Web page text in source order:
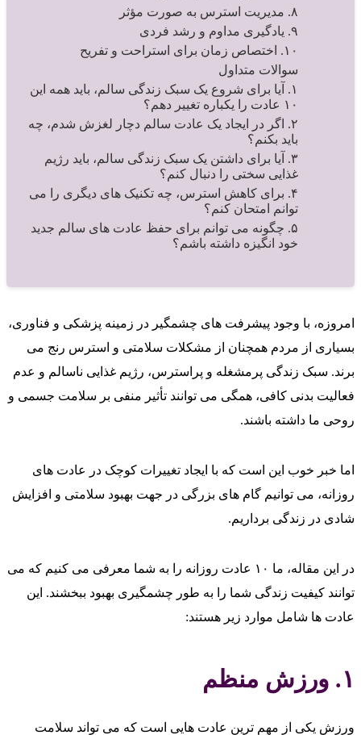
۸. مدیریت استرس به صورت مؤثر
۹. یادگیری مداوم و رشد فردی
۱۰. اختصاص زمان برای استراحت و تفریح
سوالات متداول
۱. آیا برای شروع یک سبک زندگی سالم، باید همه این
۱۰ عادت را یکباره تغییر دهم؟
۲. اگر در ایجاد یک عادت سالم دچار لغزش شدم، چه
باید بکنم؟
۳. آیا برای داشتن یک سبک زندگی سالم، باید رژیم
غذایی سختی را دنبال کنم؟
۴. برای کاهش استرس، چه تکنیک‌ های دیگری را می‌
توانم امتحان کنم؟
۵. چگونه می‌ توانم برای حفظ عادت‌ های سالم جدید
خود انگیزه داشته باشم؟
امروزه، با وجود پیشرفت‌ های چشمگیر در زمینه پزشکی و فناوری،
بسیاری از مردم همچنان از مشکلات سلامتی و استرس رنج می‌
برند. سبک زندگی پرمشغله و پراسترس، رژیم غذایی ناسالم و عدم
فعالیت بدنی کافی، همگی می‌ توانند تأثیر منفی بر سلامت جسمی و
روحی ما داشته باشند.
اما خبر خوب این است که با ایجاد تغییرات کوچک در عادت‌ های
روزانه، می‌ توانیم گام‌ های بزرگی در جهت بهبود سلامتی و افزایش
شادی در زندگی برداریم.
در این مقاله، ما ۱۰ عادت روزانه را به شما معرفی می‌ کنیم که می‌
توانند کیفیت زندگی شما را به طور چشمگیری بهبود ببخشند. این
عادت‌ ها شامل موارد زیر هستند:
۱. ورزش منظم
ورزش یکی از مهم‌ ترین عادت‌ هایی است که می‌ تواند سلامت